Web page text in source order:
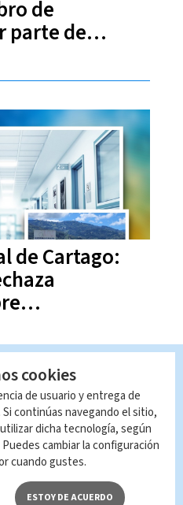
de
parte de
de Cartago:
cookies
de usuario y entrega de
continúas navegando el sitio,
dicha tecnología, según
Puedes cambiar la configuración
cuando gustes.
ESTOY DE ACUERDO